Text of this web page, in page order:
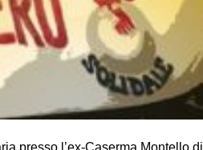
presso l’ex-Caserma Montello di